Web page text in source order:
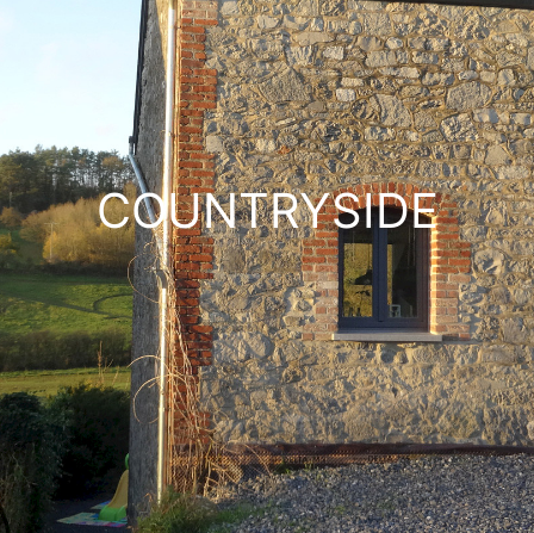
COUNTRYSIDE